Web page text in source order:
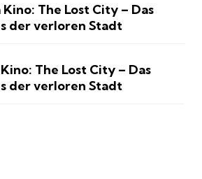
Kino: The Lost City – Das
der verloren Stadt
The Lost City – Das
der verloren Stadt